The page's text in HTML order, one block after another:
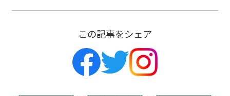
この記事をシェア